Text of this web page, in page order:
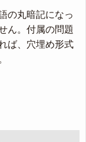
の丸暗記になっ
ん。付属の問題
ば、穴埋め形式